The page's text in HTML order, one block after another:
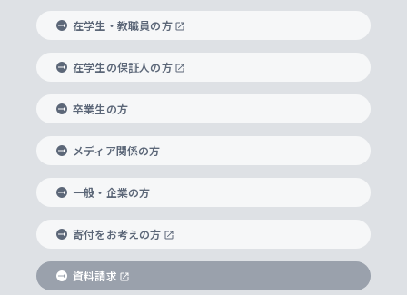
経済学部
外国語学部
総合グローバル学部
国際教養学部
理工学部
Futures） – 持続可能な未来を考える６学科連携
身体知
思考と表現
データサイエンス
グローバル教育センター
上智大学で学ぶ
海外で学ぶ
学びのサポート
大学院
神学研究科
実践宗教学研究科
総合人間科学研究科
助産学専攻科
生涯学習
国際言語情報研究所
グローバル・コンサーン研究所
比較文化研究所
ヨーロッパ研究所
アジア文化研究所
アメリカ・カナダ研究所
研究支援制度
重点領域研究・自由課題研究
研究活動に関する法令・研究費の使用について
ボランティア活動
学生の相談窓口
心身の健康相談
ハラスメント防止の取り組み
障がいのある学生への支援
キャリア形成サポート
キャリア形成支援プログラム
就職（内定先）・進路統計
企業の採用ご担当者様へのご案内
住まいのサポート
科目等履修生
研究生・外国人特別研究生・国費留学生
交換留学生(海外大学から上智大学で学ぶ)
ノンディグリー生
Sophia Short-term Program受講生
学費・奨学金
学長・副学長紹介
上智大学の精神
上智大学の理念
上智大学の沿革
ソフィア・アーカイブズ
上智大学とカトリック
グローバルエンゲージメント
上智大学を訪れた世界の知性
国連Weeks・アフリカWeeks
ダイバーシティ＆サステナビリティへの取り組み
上智大学公式ソーシャルメディア
学校法人上智学院について
数字で見る上智大学
上智大学のネットワーク
在学生・教職員の方
在学生の保証人の方
卒業生の方
メディア関係の方
一般・企業の方
寄付をお考えの方
資料請求